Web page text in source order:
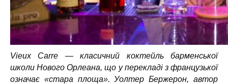
Vieux Carre — класичний коктейль барменської
школи Нового Орлеана, що у перекладі з французької
означає «стара площа». Уолтер Бержерон, автор